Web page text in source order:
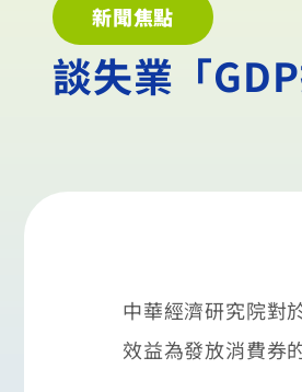
新聞焦點
談失業「
中華經濟研究院對
效益為發放消費券